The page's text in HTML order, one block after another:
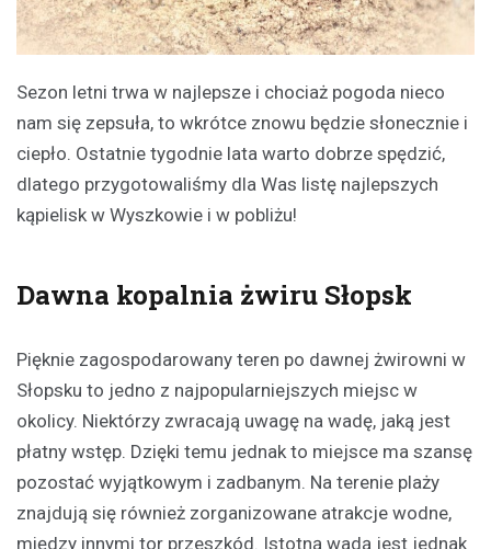
Sezon letni trwa w najlepsze i chociaż pogoda nieco
nam się zepsuła, to wkrótce znowu będzie słonecznie i
ciepło. Ostatnie tygodnie lata warto dobrze spędzić,
dlatego przygotowaliśmy dla Was listę najlepszych
kąpielisk w Wyszkowie i w pobliżu!
Dawna kopalnia żwiru Słopsk
Pięknie zagospodarowany teren po dawnej żwirowni w
Słopsku to jedno z najpopularniejszych miejsc w
okolicy. Niektórzy zwracają uwagę na wadę, jaką jest
płatny wstęp. Dzięki temu jednak to miejsce ma szansę
pozostać wyjątkowym i zadbanym. Na terenie plaży
znajdują się również zorganizowane atrakcje wodne,
między innymi tor przeszkód. Istotną wadą jest jednak